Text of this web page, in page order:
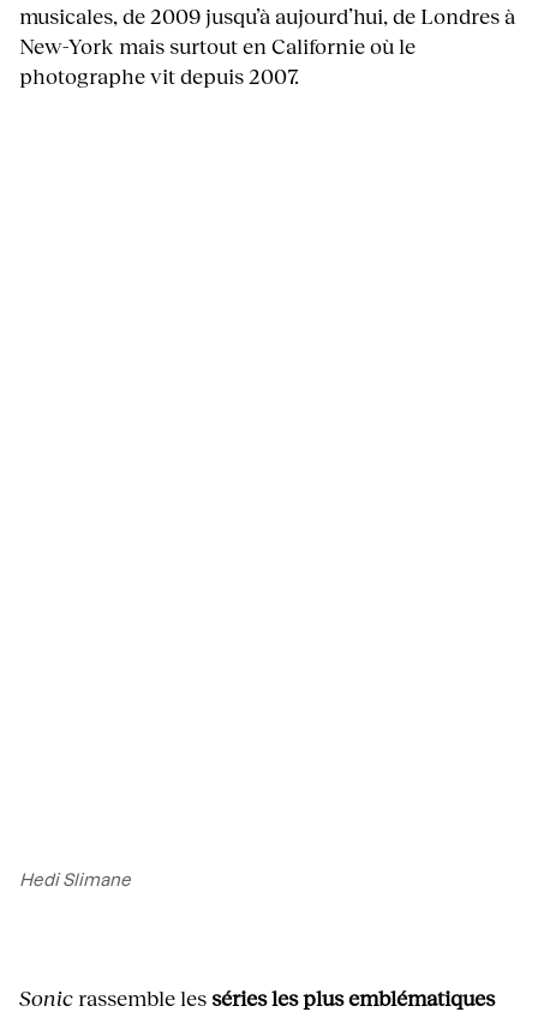
musicales, de 2009 jusqu’à aujourd’hui, de Londres à
New-York mais surtout en Californie où le
photographe vit depuis 2007.
Hedi Slimane
Sonicrassemble lesséries les plus emblématiques